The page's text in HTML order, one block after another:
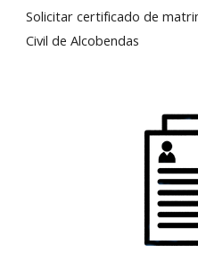
Solicitar certificado de
Civil de Alcobendas